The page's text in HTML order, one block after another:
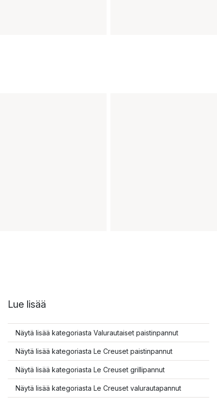
Lue lisää
Näytä lisää kategoriasta Valurautaiset paistinpannut
Näytä lisää kategoriasta Le Creuset paistinpannut
Näytä lisää kategoriasta Le Creuset grillipannut
Näytä lisää kategoriasta Le Creuset valurautapannut